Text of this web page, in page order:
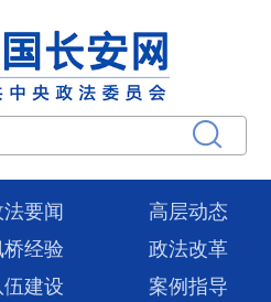
要闻
高层动态
桥经验
政法改革
伍建设
案例指导